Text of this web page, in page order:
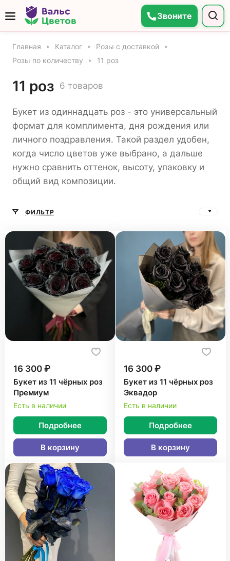
Звоните
Главная Каталог
Розы с доставкой
Розы по количеству
11 роз
11 роз 6 товаров
Букет из одиннадцать роз - это универсальный
формат для комплимента, дня рождения или
личного поздравления. Такой раздел удобен,
когда число цветов уже выбрано, а дальше
нужно сравнить оттенок, высоту, упаковку и
общий вид композиции.
ФИЛЬТР
16 300 ₽
Букет из 11 чёрных роз
Премиум
Есть в наличии
Подробнее
В корзину
16 300 ₽
Букет из 11 чёрных роз
Эквадор
Есть в наличии
Подробнее
В корзину